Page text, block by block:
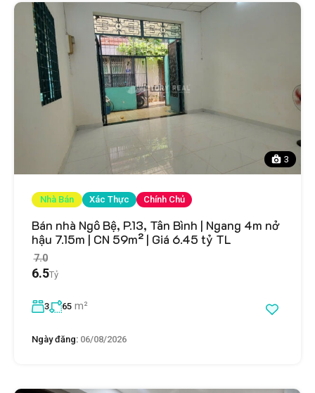
3
Nhà Bán Xác Thực Chính Chủ
Bán nhà Ngô Bệ, P.13, Tân Bình | Ngang 4m nở
hậu 7.15m | CN 59m² | Giá 6.45 tỷ TL
6.5
7.0
Tỷ
3 65 m²
Ngày đăng: 06/08/2026